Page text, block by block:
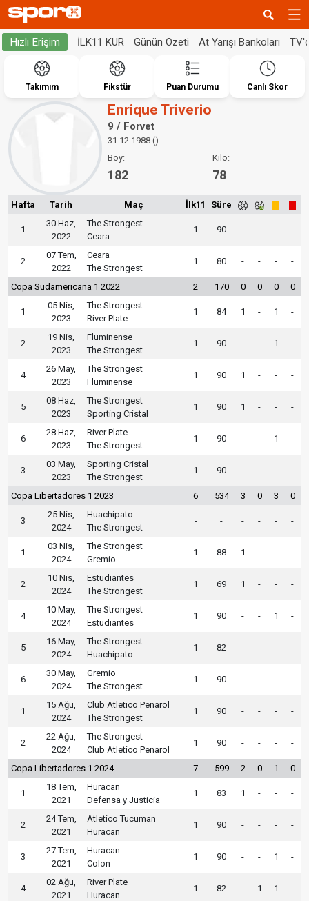
Hızlı Erişim İLK11 KUR Günün Özeti At Yarışı Bankoları
Takımım Fikstür Puan Durumu Canlı Skor
Enrique Triverio
9 / Forvet
31.12.1988 ()
Boy:
182
Kilo:
78
Hafta Tarih Maç İlk11 Süre
1
30 Haz,
2022
The Strongest
Ceara
1 90 - - - -
2
07 Tem,
2022
Ceara
The Strongest
1 80 - - - -
Copa Sudamericana 1 2022 2 170 0 0 0 0
1
05 Nis,
2023
The Strongest
River Plate
1 84 1 - 1 -
2
19 Nis,
2023
Fluminense
The Strongest
1 90 - - 1 -
4
26 May,
2023
The Strongest
Fluminense
1 90 1 - - -
5
08 Haz,
2023
The Strongest
Sporting Cristal
1 90 1 - - -
6
28 Haz,
2023
River Plate
The Strongest
1 90 - - 1 -
3
03 May,
2023
Sporting Cristal
The Strongest
1 90 - - - -
Copa Libertadores 1 2023 6 534 3 0 3 0
3
25 Nis,
2024
Huachipato
The Strongest
- - - - - -
1
03 Nis,
2024
The Strongest
Gremio
1 88 1 - - -
2
10 Nis,
2024
Estudiantes
The Strongest
1 69 1 - - -
4
10 May,
2024
The Strongest
Estudiantes
1 90 - - 1 -
5
16 May,
2024
The Strongest
Huachipato
1 82 - - - -
6
30 May,
2024
Gremio
The Strongest
1 90 - - - -
1
15 Ağu,
2024
Club Atletico Penarol
The Strongest
1 90 - - - -
2
22 Ağu,
2024
The Strongest
Club Atletico Penarol
1 90 - - - -
Copa Libertadores 1 2024 7 599 2 0 1 0
1
18 Tem,
2021
Huracan
Defensa y Justicia
1 83 1 - - -
2
24 Tem,
2021
Atletico Tucuman
Huracan
1 90 - - - -
3
27 Tem,
2021
Huracan
Colon
1 90 - - 1 -
4
02 Ağu,
2021
River Plate
Huracan
1 82 - 1 1 -